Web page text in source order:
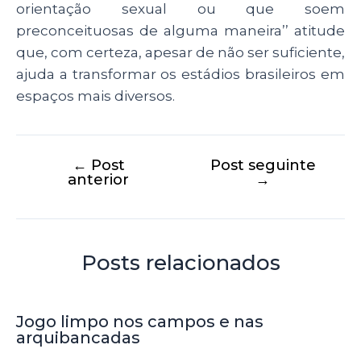
orientação sexual ou que soem
preconceituosas de alguma maneira’’ atitude
que, com certeza, apesar de não ser suficiente,
ajuda a transformar os estádios brasileiros em
espaços mais diversos.
← Post
anterior
Post seguinte
→
Posts relacionados
Jogo limpo nos campos e nas
arquibancadas